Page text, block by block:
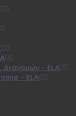
– ELA
– ELA